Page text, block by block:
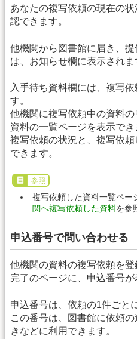
あなたの複写依頼の現在の
認できます。
他機関から図書館に届き、
は、お知らせ欄に表示されま
入手待ち資料欄には、複写
す。
他機関に複写依頼中の資料
資料の一覧ページを表示で
複写依頼の状況と、複写依
できます。
参照
複写依頼した資料一覧ペー
関へ複写依頼した資料を参
申込番号で問い合わせる
他機関の資料の複写依頼を
完了のページに、申込番号が
申込番号は、依頼の1件ごと
この番号は、図書館に依頼
きなどに利用できます。